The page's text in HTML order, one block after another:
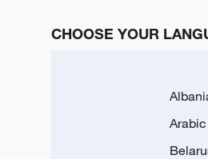
CHOOSE YOUR
Arabic